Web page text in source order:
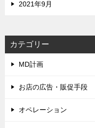
2021年9月
カテゴリー
MD計画
お店の広告・販促手段
オペレーション